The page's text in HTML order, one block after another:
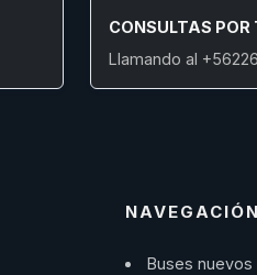
CONSULTAS POR
Llamando al
NAVEGACIÓN
Buses nuevos